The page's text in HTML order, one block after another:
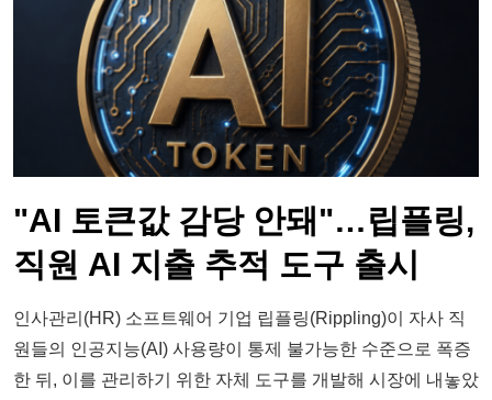
"AI 토큰값 감당 안돼"…립플링,
직원 AI 지출 추적 도구 출시
인사관리(HR) 소프트웨어 기업 립플링(Rippling)이 자사 직
원들의 인공지능(AI) 사용량이 통제 불가능한 수준으로 폭증
한 뒤, 이를 관리하기 위한 자체 도구를 개발해 시장에 내놓았